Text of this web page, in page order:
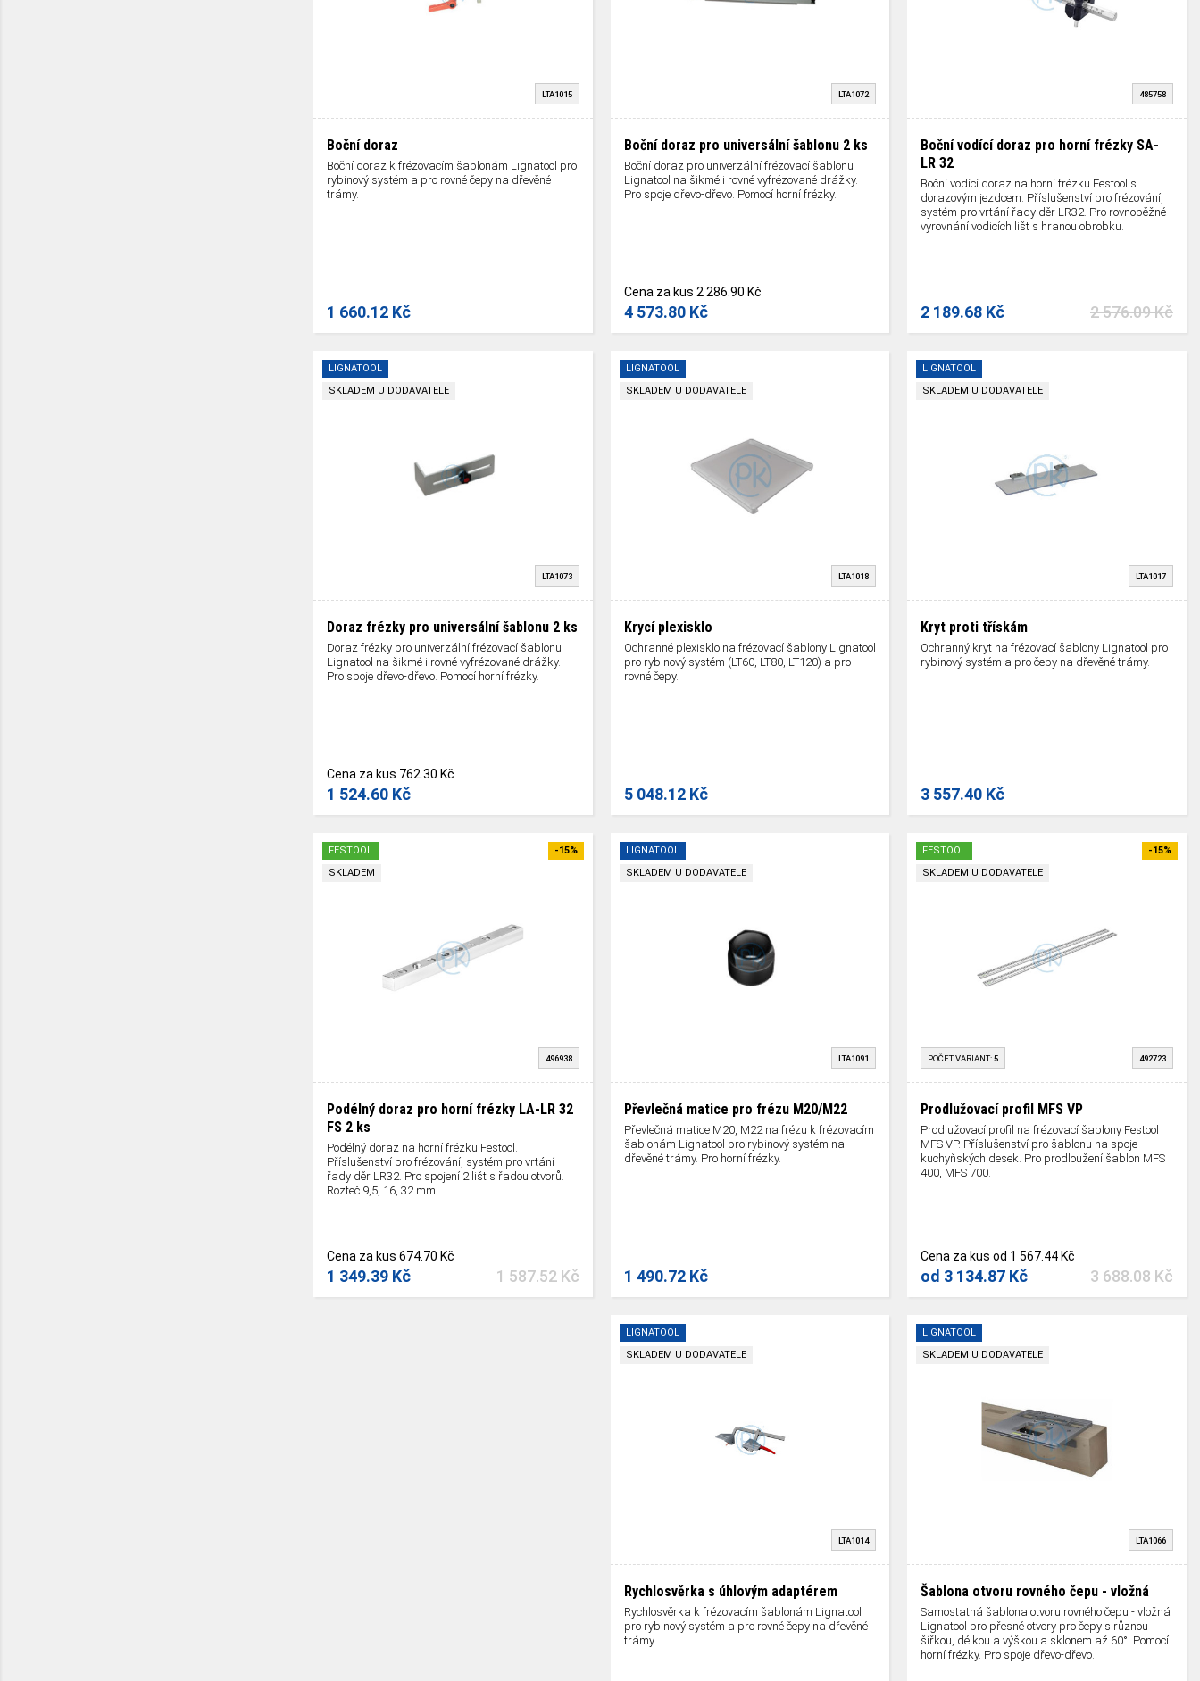
LTA1015
Boční doraz
Boční doraz k frézovacím šablonám Lignatool pro
rybinový systém a pro rovné čepy na dřevěné
trámy.
1 660.12 Kč
LTA1072
Boční doraz pro universální šablonu 2 ks
Boční doraz pro univerzální frézovací šablonu
Lignatool na šikmé i rovné vyfrézované drážky.
Pro spoje dřevo-dřevo. Pomocí horní frézky.
Cena za kus 2 286.90 Kč
4 573.80 Kč
485758
Boční vodící doraz pro horní frézky SA-
LR 32
Boční vodící doraz na horní frézku Festool s
dorazovým jezdcem. Příslušenství pro frézování,
systém pro vrtání řady děr LR32. Pro rovnoběžné
vyrovnání vodicích lišt s hranou obrobku.
2 576.09 Kč
2 189.68 Kč
LIGNATOOL
SKLADEM U DODAVATELE
LTA1073
Doraz frézky pro universální šablonu 2 ks
Doraz frézky pro univerzální frézovací šablonu
Lignatool na šikmé i rovné vyfrézované drážky.
Pro spoje dřevo-dřevo. Pomocí horní frézky.
Cena za kus 762.30 Kč
1 524.60 Kč
LIGNATOOL
SKLADEM U DODAVATELE
LTA1018
Krycí plexisklo
Ochranné plexisklo na frézovací šablony Lignatool
pro rybinový systém (LT60, LT80, LT120) a pro
rovné čepy.
5 048.12 Kč
LIGNATOOL
SKLADEM U DODAVATELE
LTA1017
Kryt proti třískám
Ochranný kryt na frézovací šablony Lignatool pro
rybinový systém a pro čepy na dřevěné trámy.
3 557.40 Kč
FESTOOL
SKLADEM
-15%
496938
Podélný doraz pro horní frézky LA-LR 32
FS 2 ks
Podélný doraz na horní frézku Festool.
Příslušenství pro frézování, systém pro vrtání
řady děr LR32. Pro spojení 2 lišt s řadou otvorů.
Rozteč 9,5, 16, 32 mm.
Cena za kus 674.70 Kč
1 587.52 Kč
1 349.39 Kč
LIGNATOOL
SKLADEM U DODAVATELE
LTA1091
Převlečná matice pro frézu M20/M22
Převlečná matice M20, M22 na frézu k frézovacím
šablonám Lignatool pro rybinový systém na
dřevěné trámy. Pro horní frézky.
1 490.72 Kč
FESTOOL
SKLADEM U DODAVATELE
-15%
POČET VARIANT:5 492723
Prodlužovací profil MFS VP
Prodlužovací profil na frézovací šablony Festool
MFS VP. Příslušenství pro šablonu na spoje
kuchyňských desek. Pro prodloužení šablon MFS
400, MFS 700.
Cena za kusod 1 567.44 Kč
3 688.08 Kč
od 3 134.87 Kč
LIGNATOOL
SKLADEM U DODAVATELE
LTA1014
Rychlosvěrka s úhlovým adaptérem
Rychlosvěrka k frézovacím šablonám Lignatool
pro rybinový systém a pro rovné čepy na dřevěné
trámy.
LIGNATOOL
SKLADEM U DODAVATELE
LTA1066
Šablona otvoru rovného čepu - vložná
Samostatná šablona otvoru rovného čepu - vložná
Lignatool pro přesné otvory pro čepy s různou
šířkou, délkou a výškou a sklonem až 60°. Pomocí
horní frézky. Pro spoje dřevo-dřevo.